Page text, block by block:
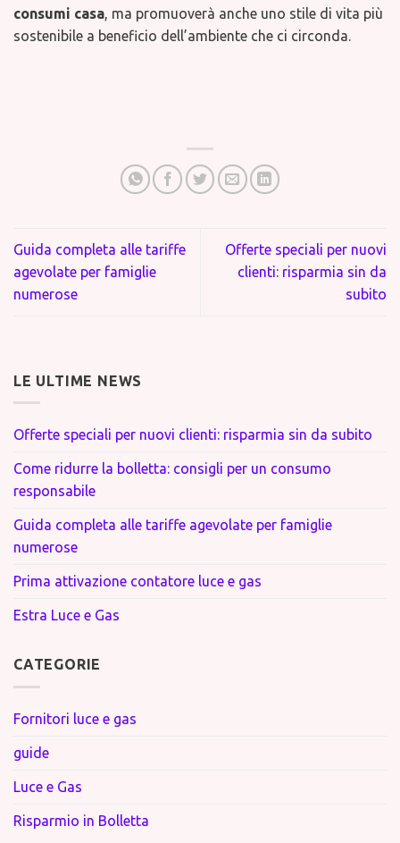
consumi casa, ma promuoverà anche uno stile di vita più
sostenibile a beneficio dell’ambiente che ci circonda.
Guida completa alle tariffe
agevolate per famiglie
numerose
Offerte speciali per nuovi
clienti: risparmia sin da
subito
LE ULTIME NEWS
Offerte speciali per nuovi clienti: risparmia sin da subito
Come ridurre la bolletta: consigli per un consumo
responsabile
Guida completa alle tariffe agevolate per famiglie
numerose
Prima attivazione contatore luce e gas
Estra Luce e Gas
CATEGORIE
Fornitori luce e gas
guide
Luce e Gas
Risparmio in Bolletta